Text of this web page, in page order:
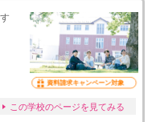
資料請求キャンペーン対象
この学校のページを見てみる